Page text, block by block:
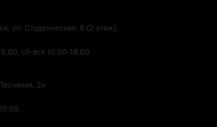
ул. Студенческая, 8 (2 этаж)
сб-вск 10:00-18.00
2а